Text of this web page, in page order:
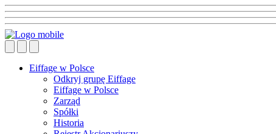
Eiffage w Polsce
Odkryj grupę Eiffage
Eiffage w Polsce
Zarząd
Spółki
Historia